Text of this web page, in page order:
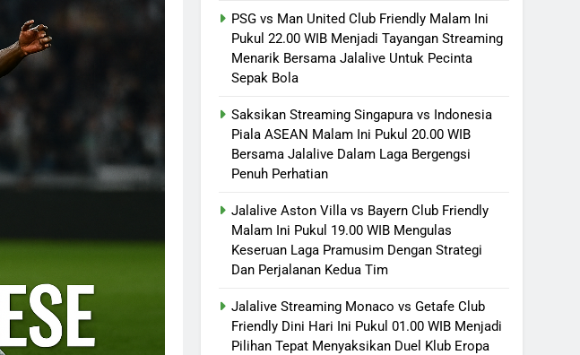
PSG vs Man United Club Friendly Malam Ini
Pukul 22.00 WIB Menjadi Tayangan Streaming
Menarik Bersama Jalalive Untuk Pecinta
Sepak Bola
Saksikan Streaming Singapura vs Indonesia
Piala ASEAN Malam Ini Pukul 20.00 WIB
Bersama Jalalive Dalam Laga Bergengsi
Penuh Perhatian
Jalalive Aston Villa vs Bayern Club Friendly
Malam Ini Pukul 19.00 WIB Mengulas
Keseruan Laga Pramusim Dengan Strategi
Dan Perjalanan Kedua Tim
Jalalive Streaming Monaco vs Getafe Club
Friendly Dini Hari Ini Pukul 01.00 WIB Menjadi
Pilihan Tepat Menyaksikan Duel Klub Eropa